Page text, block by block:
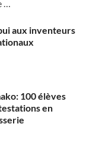
aux inventeurs
100 élèves
en